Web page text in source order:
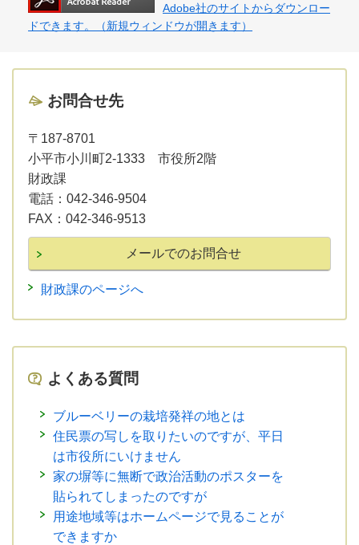
Adobe社のサイトからダウンロー
ドできます。（新規ウィンドウが開きます）
お問合せ先
〒187-8701
小平市小川町2-1333 市役所2階
財政課
電話： 042-346-9504
FAX： 042-346-9513
財政課のページへ
よくある質問
ブルーベリーの栽培発祥の地とは
住民票の写しを取りたいのですが、平日
は市役所にいけません
家の塀等に無断で政治活動のポスターを
貼られてしまったのですが
用途地域等はホームページで見ることが
できますか